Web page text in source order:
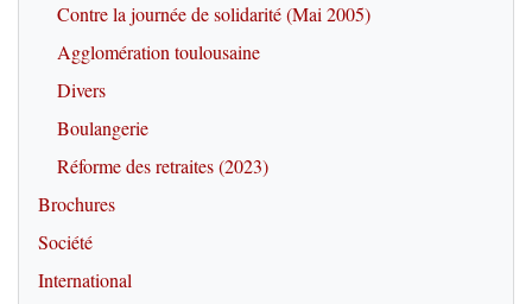
Contre la journée de solidarité (Mai 2005)
Agglomération toulousaine
Divers
Boulangerie
Réforme des retraites (2023)
Brochures
Société
International